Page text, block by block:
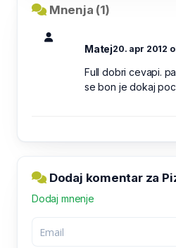
Mnenja (1)
Matej20. apr 2012
Full dobri cevapi.
se bon je dokaj
Dodaj komentar za
Dodaj mnenje